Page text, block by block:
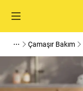
Çamaşır Bakım